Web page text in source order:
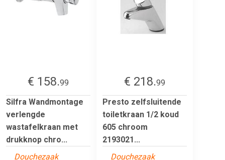
€ 158.99
Silfra Wandmontage
verlengde
wastafelkraan met
drukknop chro...
Douchezaak
€ 218.99
Presto zelfsluitende
toiletkraan 1/2 koud
605 chroom
2193021...
Douchezaak